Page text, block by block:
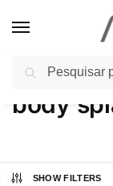
Início Produtos
body
SHOW FILTERS